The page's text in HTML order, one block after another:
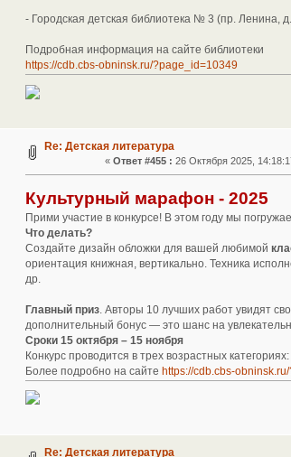
- Городская детская библиотека № 3 (пр. Ленина,
Подробная информация на сайте библиотеки
https://cdb.cbs-obninsk.ru/?page_id=10349
Re: Детская литература
« Ответ #455 : 26 Октября 2025,
Культурный марафон - 2025
Прими участие в конкурсе! В этом году мы
Что делать?
Создайте дизайн обложки для вашей любимой
ориентация книжная, вертикально. Техника
др.
Главный приз. Авторы 10 лучших работ увидят
дополнительный бонус — это шанс на
Сроки 15 октября – 15 ноября
Конкурс проводится в трех возрастных
Более подробно на сайте https://cdb.cbs-
Re: Детская литература